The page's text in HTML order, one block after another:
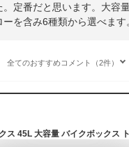
定番だと思います。大容
を含み6種類から選べます
全てのおすすめコメント（2件）